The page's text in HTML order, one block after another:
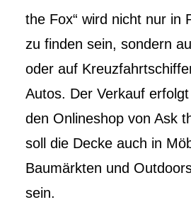
the Fox“ wird nicht nur in
zu finden sein, sondern
oder auf
Autos. Der Verkauf
den Onlineshop von Ask
soll die Decke auch in
Baumärkten und
sein.